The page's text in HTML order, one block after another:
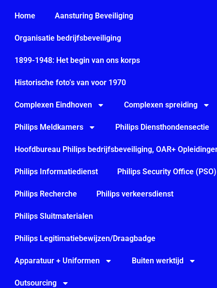
Home Aansturing Beveiliging
Organisatie bedrijfsbeveiliging
1899-1948: Het begin van ons korps
Historische foto’s van voor 1970
Complexen Eindhoven Complexen spreiding
Philips Meldkamers Philips Diensthondensectie
Hoofdbureau Philips bedrijfsbeveiliging, OAR+
Philips Informatiedienst Philips Security Office (PSO)
Philips Recherche Philips verkeersdienst
Philips Sluitmaterialen
Philips Legitimatiebewijzen/Draagbadge
Apparatuur + Uniformen Buiten werktijd
Outsourcing